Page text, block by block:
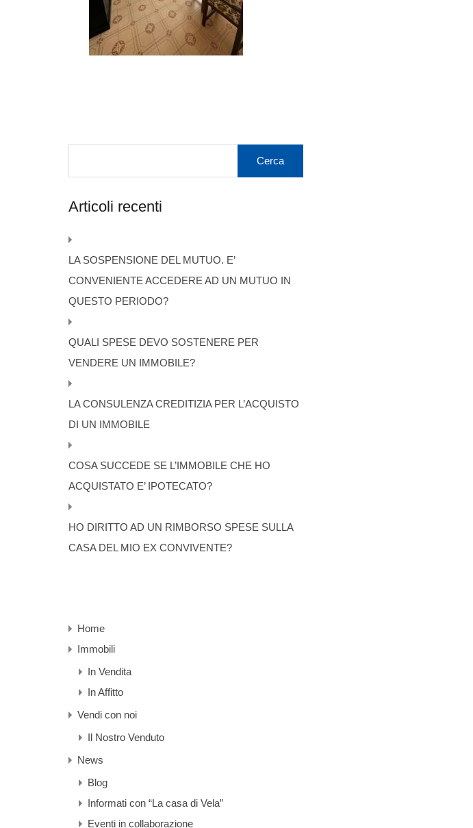
Articoli recenti
LA SOSPENSIONE DEL MUTUO. E’
CONVENIENTE ACCEDERE AD UN MUTUO IN
QUESTO PERIODO?
QUALI SPESE DEVO SOSTENERE PER
VENDERE UN IMMOBILE?
LA CONSULENZA CREDITIZIA PER L’ACQUISTO
DI UN IMMOBILE
COSA SUCCEDE SE L’IMMOBILE CHE HO
ACQUISTATO E’ IPOTECATO?
HO DIRITTO AD UN RIMBORSO SPESE SULLA
CASA DEL MIO EX CONVIVENTE?
Home
Immobili
In Vendita
In Affitto
Vendi con noi
Il Nostro Venduto
News
Blog
Informati con “La casa di Vela”
Eventi in collaborazione